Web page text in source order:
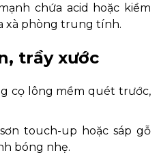
chứa acid hoặc kiềm
xà phòng trung tính.
trầy xước
cọ lông mềm quét trước,
touch-up hoặc sáp gỗ
bóng nhẹ.